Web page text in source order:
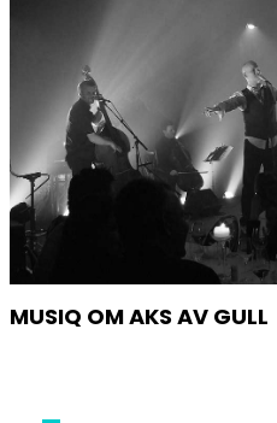
MUSIQ OM AKS AV GULL